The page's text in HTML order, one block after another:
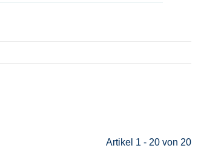
Artikel 1 - 20 von 20